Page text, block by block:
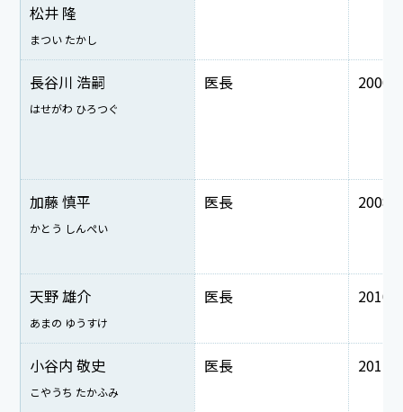
松井 隆
まつい たかし
長谷川 浩嗣
はせがわ ひろつぐ
医長 2000
加藤 慎平
かとう しんぺい
医長 2008
天野 雄介
あまの ゆうすけ
医長 2010
小谷内 敬史
こやうち たかふみ
医長 2011